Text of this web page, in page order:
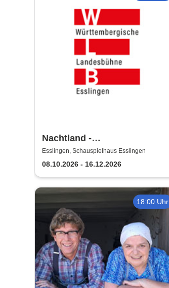
Nachtland -
Württembergische
Landesbühne Esslingen
Esslingen, Schauspielhaus Esslingen
08.10.2026 - 16.12.2026
18:00 Uhr